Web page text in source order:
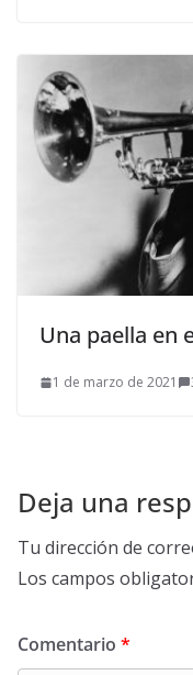
Una paella en
1 de marzo de 2021
Deja una
Tu dirección de
Los campos
Comentario *